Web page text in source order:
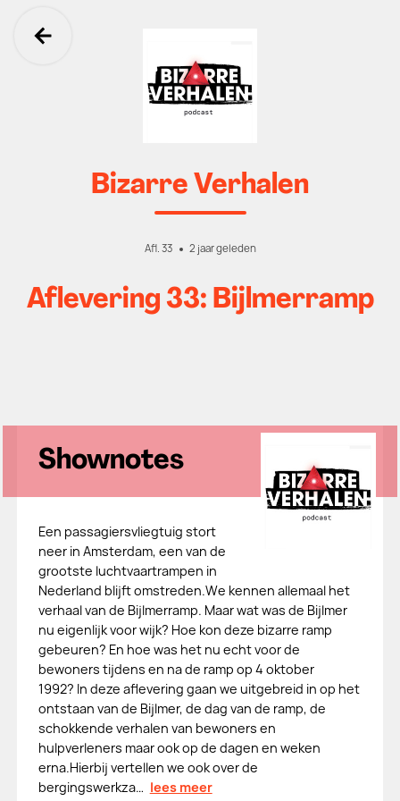
Ga terug
Bizarre Verhalen
Afl. 33 2 jaar geleden
Aflevering 33: Bijlmerramp
Shownotes
Een passagiersvliegtuig stort
neer in Amsterdam, een van de
grootste luchtvaartrampen in
Nederland blijft omstreden.We kennen allemaal het
verhaal van de Bijlmerramp. Maar wat was de Bijlmer
nu eigenlijk voor wijk? Hoe kon deze bizarre ramp
gebeuren? En hoe was het nu echt voor de
bewoners tijdens en na de ramp op 4 oktober
1992? In deze aflevering gaan we uitgebreid in op het
ontstaan van de Bijlmer, de dag van de ramp, de
schokkende verhalen van bewoners en
hulpverleners maar ook op de dagen en weken
erna.Hierbij vertellen we ook over de
bergingswerkza… lees meer